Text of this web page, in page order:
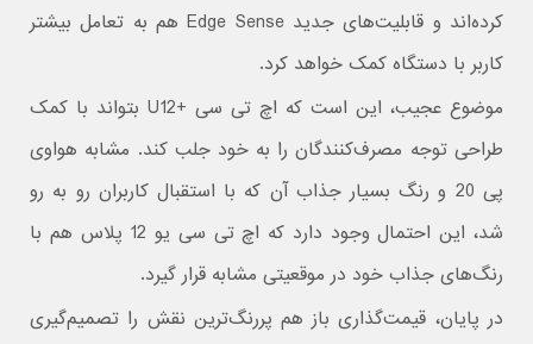
کرده‌اند و قابلیت‌های جدید Edge Sense هم به تعامل بیشتر
کاربر با دستگاه کمک خواهد کرد.
موضوع عجیب، این است که اچ تی سی +U12 بتواند با کمک
طراحی توجه مصرف‌کنندگان را به خود جلب کند. مشابه هواوی
پی 20 و رنگ بسیار جذاب آن که با استقبال کاربران رو به رو
شد، این احتمال وجود دارد که اچ تی سی یو 12 پلاس هم با
رنگ‌های جذاب خود در موقعیتی مشابه قرار گیرد.
در پایان، قیمت‌گذاری باز هم پررنگ‌ترین نقش را تصمیم‌گیری